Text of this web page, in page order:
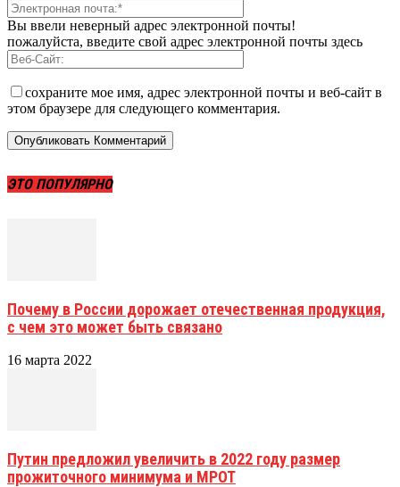
Вы ввели неверный адрес электронной почты!
пожалуйста, введите свой адрес электронной почты здесь
сохраните мое имя, адрес электронной почты и веб-сайт в
этом браузере для следующего комментария.
ЭТО ПОПУЛЯРНО
Почему в России дорожает отечественная продукция,
с чем это может быть связано
16 марта 2022
Путин предложил увеличить в 2022 году размер
прожиточного минимума и МРОТ